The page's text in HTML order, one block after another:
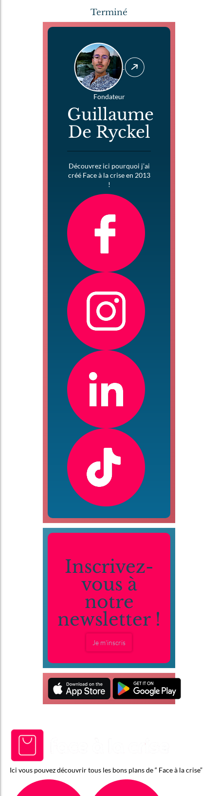
Terminé
Fondateur
Guillaume
De Ryckel
Découvrez ici pourquoi j’ai
créé Face à la crise en 2013
!
Inscrivez-
vous à
notre
newsletter !
Je m'inscris
Ici vous pouvez découvrir tous les bons plans de “ Face à la crise”